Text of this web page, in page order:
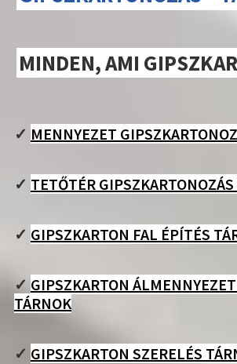
MINDEN, AMI
✓ MENNYEZET
✓ TETŐTÉR
✓ GIPSZKARTON FAL ÉPÍTÉS
✓ GIPSZKARTON
TÁRNOK
✓ GIPSZKARTON SZERELÉS